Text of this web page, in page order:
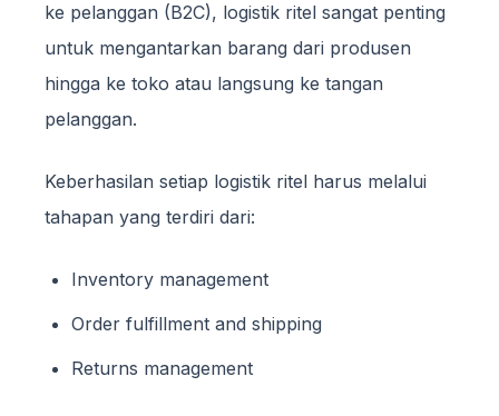
ke pelanggan (B2C), logistik ritel sangat penting
untuk mengantarkan barang dari produsen
hingga ke toko atau langsung ke tangan
pelanggan.
Keberhasilan setiap logistik ritel harus melalui
tahapan yang terdiri dari:
Inventory management
Order fulfillment and shipping
Returns management